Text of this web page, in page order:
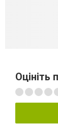
Оцініть